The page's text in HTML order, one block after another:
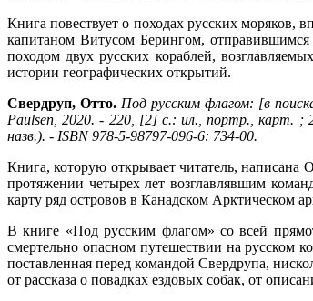
Книга повествует о походах русских моряков,
капитаном Витусом Берингом,
походом двух русских кораблей,
истории географических открытий.
Свердруп, Отто. Под русским флагом: [в
Paulsen, 2020. - 220, [2] с.: ил., портр., карт. ;
назв.). - ISBN 978-5-98797-096-6: 734-00.
Книга, которую открывает читатель,
протяжении четырех лет возглавлявшим
карту ряд островов в Канадском Арктическом
В книге «Под русским флагом» со всей
смертельно опасном путешествии на русском
поставленная перед командой Свердрупа,
от рассказа о повадках ездовых собак, от